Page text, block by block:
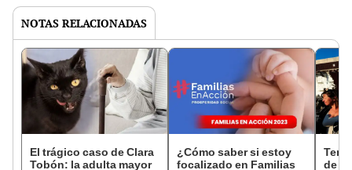
NOTAS RELACIONADAS
El trágico caso de Clara
Tobón: la adulta mayor
¿Cómo saber si estoy
focalizado en Familias
de